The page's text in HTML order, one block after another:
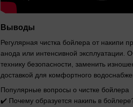
Выводы
Регулярная чистка бойлера от накипи
анода или интенсивной эксплуатации.
технику безопасности, заменить
доставкой для комфортного
Популярные вопросы о чистке бойлера
✔️ Почему образуется накипь в